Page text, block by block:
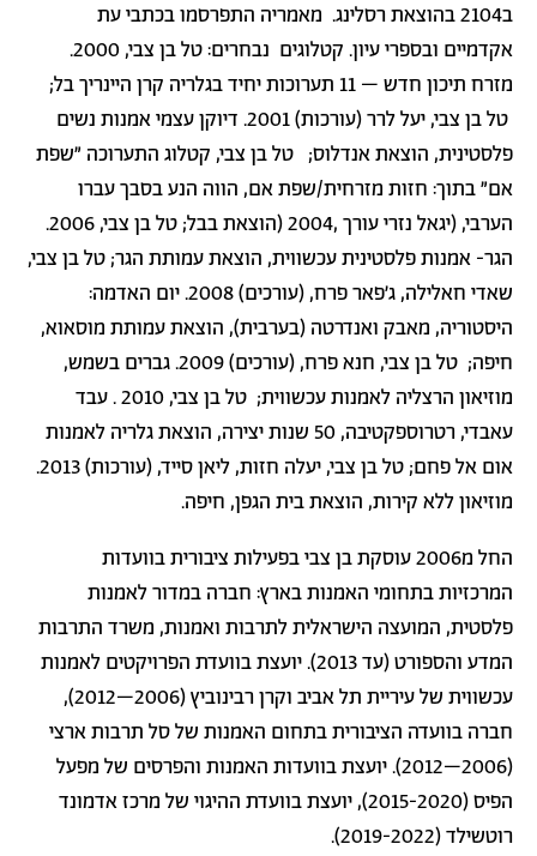
ב2104 בהוצאת רסלינג.
מאמריה התפרסמו בכתבי עת
אקדמיים ובספרי עיון. קטלוגים
נבחרים: טל בן צבי, 2000.
מזרח תיכון חדש – 11 תערוכות יחיד בגלריה קרן היינריך בל
;
טל בן צבי, יעל לרר (עורכות) 2001. דיוקן עצמי אמנות נשים
פלסטינית, הוצאת אנדלוס; טל בן צבי, קטלוג התערוכה "שפת
אם" בתוך: חזות מזרחית/שפת אם, הווה הנע בסבך עברו
הערבי,(יגאל נזריעורך ,2004 ( הוצאת בבל;
טל בן צבי, 2006.
הגר- אמנות פלסטינית עכשווית, הוצאת עמותת הגר;טל בן צבי,
שאדי חאלילה, ג'פאר פרח, (עורכים)2008. יום האדמה:
היסטוריה, מאבק ואנדרטה (בערבית), הוצאת עמותת מוסאוא,
חיפה;
טל בן צבי, חנא פרח, (עורכים) 2009. גברים בשמש,
מוזיאון הרצליה לאמנות עכשווית; טל בן צבי,2010. עבד
עאבדי, רטרוספקטיבה, 50 שנות יצירה, הוצאת גלריה לאמנות
אום אל פחם;
טל בן צבי, יעלה חזות, ליאן סייד, (עורכות) 2013.
מוזיאון ללא קירות, הוצאת בית הגפן, חיפה.
החל מ2006 עוסקת בן צבי בפעילות ציבורית בוועדות
המרכזיות בתחומי האמנות בארץ: חברה במדור לאמנות
פלסטית, המועצה הישראלית לתרבות ואמנות, משרד התרבות
המדע והספורט(
עד 2013). יועצת בוועדת הפרויקטים לאמנות
עכשווית שלעיריית תל אביב וקרן רבינוביץ(2006–2012),
חברה בוועדה הציבורית בתחום האמנות שלסל תרבות ארצי
(2006–2012)
. יועצת בוועדות האמנות והפרסים של מפעל
הפיס (2015-2020), יועצת בוועדת ההיגוי של מרכז אדמונד
רוטשילד (2019-2022).